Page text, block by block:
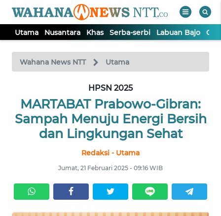
Utama Nusantara Khas Serba-serbi Labuan Bajo
Wahana News NTT Utama
HPSN 2025
MARTABAT Prabowo-Gibran:
Sampah Menuju Energi Bersih
dan Lingkungan Sehat
Redaksi - Utama
Jumat, 21 Februari 2025 - 09:16 WIB
TV
Tutup
NUSANTARA
SERBI
LABUAN